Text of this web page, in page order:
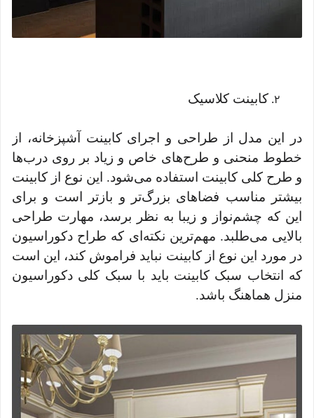
کابینت کلاسیک
در این مدل از طراحی و اجرای کابینت آشپزخانه، از
خطوط منحنی و طرح‌های خاص و زیاد بر روی درب‌ها
و طرح کلی کابینت استفاده می‌شود. این نوع از کابینت
بیشتر مناسب فضاهای بزرگ‌تر و بازتر است و برای
این که چشم‌نواز و زیبا به نظر برسد، مهارت طراحی
بالایی می‌طلبد. مهم‌ترین نکته‌ای که طراح دکوراسیون
در مورد این نوع از کابینت نباید فراموش کند، این است
که انتخاب سبک کابینت باید با سبک کلی دکوراسیون
منزل هماهنگ باشد.